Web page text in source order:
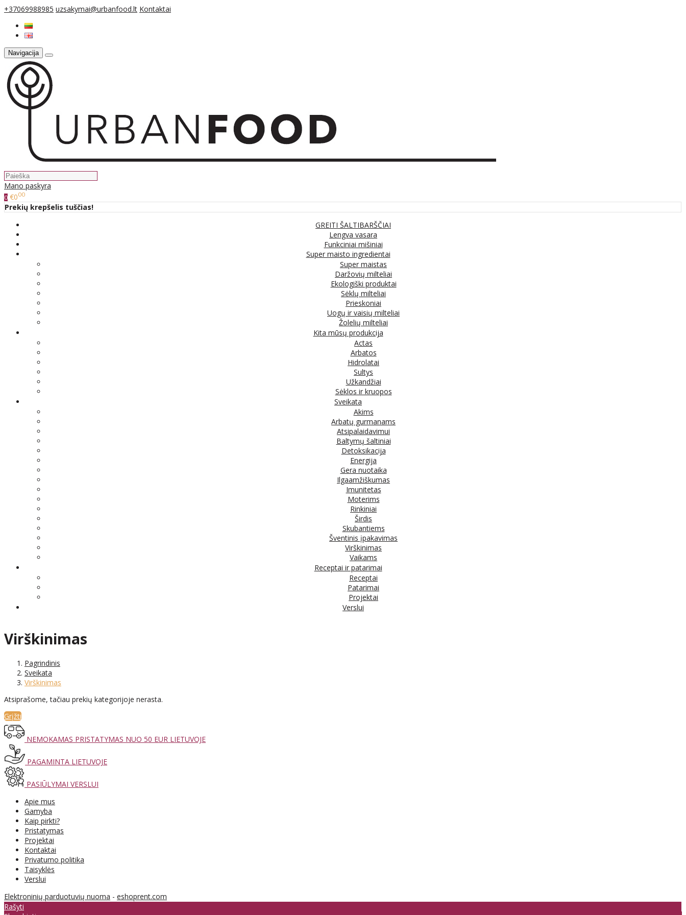
+37069988985 uzsakymai@urbanfood.lt Kontaktai
Navigacija
Mano paskyra
0 €000
Prekių krepšelis tuščias!
GREITI ŠALTIBARŠČIAI
Lengva vasara
Funkciniai mišiniai
Super maisto ingredientai
Super maistas
Daržovių milteliai
Ekologiški produktai
Sėklų milteliai
Prieskoniai
Uogų ir vaisių milteliai
Žolelių milteliai
Kita mūsų produkcija
Actas
Arbatos
Hidrolatai
Sultys
Užkandžiai
Sėklos ir kruopos
Sveikata
Akims
Arbatų gurmanams
Atsipalaidavimui
Baltymų šaltiniai
Detoksikacija
Energija
Gera nuotaika
Ilgaamžiškumas
Imunitetas
Moterims
Rinkiniai
Širdis
Skubantiems
Šventinis įpakavimas
Virškinimas
Vaikams
Receptai ir patarimai
Receptai
Patarimai
Projektai
Verslui
Virškinimas
Pagrindinis
Sveikata
Virškinimas
Atsiprašome, tačiau prekių kategorijoje nerasta.
Grįžti
NEMOKAMAS PRISTATYMAS NUO 50 EUR LIETUVOJE
PAGAMINTA LIETUVOJE
PASIŪLYMAI VERSLUI
Apie mus
Gamyba
Kaip pirkti?
Pristatymas
Projektai
Kontaktai
Privatumo politika
Taisyklės
Verslui
Elektroninių parduotuvių nuoma - eshoprent.com
Rašyti